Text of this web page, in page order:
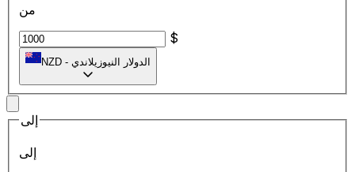
من
$
NZD - الدولار النيوزيلاندي
إلى
إلى